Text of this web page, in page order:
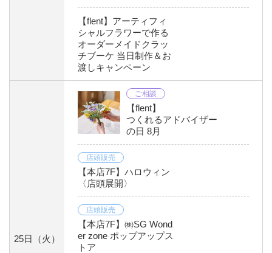
【flent】アーティフィ
シャルフラワーで作る
オーダーメイドクラッ
チブーケ 当日制作＆お
渡しキャンペーン
25日 （火）
ご相談
【flent】
つくれるアドバイザー
の日 8月
店頭販売
【本店7F】ハロウィン
〈店頭展開〉
店頭販売
【本店7F】㈱SG Wond
er zone ポップアップス
トア